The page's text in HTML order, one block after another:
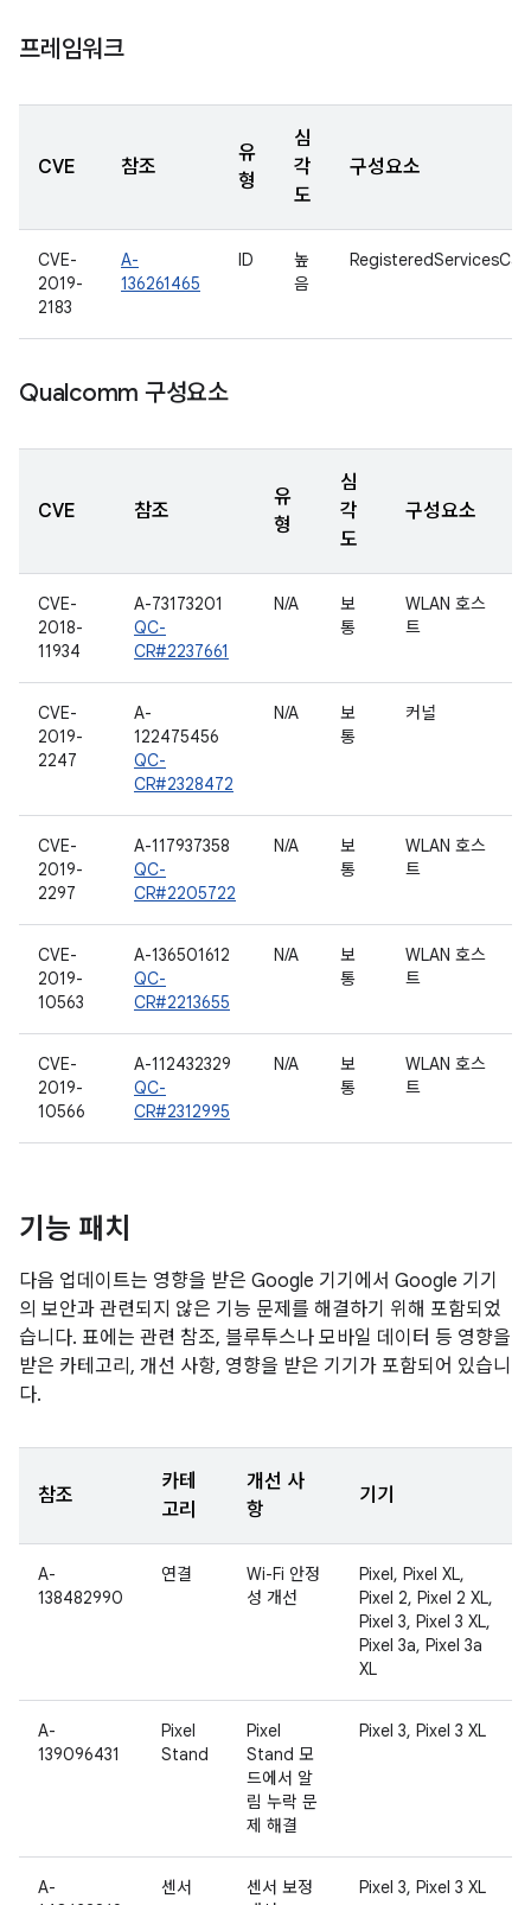
프레임워크
CVE 참조
유
형
심
각
도
구성요소
CVE-
2019-
2183
A-
136261465
ID
높
음
Qualcomm 구성요소
CVE 참조
유
형
심
각
도
구성요소
CVE-
2018-
11934
A-73173201
QC-
CR#2237661
N/A
보
통
WLAN 호스
트
CVE-
2019-
2247
A-
122475456
QC-
CR#2328472
N/A
보
통
커널
CVE-
2019-
2297
A-117937358
QC-
CR#2205722
N/A
보
통
WLAN 호스
트
CVE-
2019-
10563
A-136501612
QC-
CR#2213655
N/A
보
통
WLAN 호스
트
CVE-
2019-
10566
A-112432329
QC-
CR#2312995
N/A
보
통
WLAN 호스
트
기능 패치
다음 업데이트는 영향을 받은 Google 기기에서 Google 기기
의 보안과 관련되지 않은 기능 문제를 해결하기 위해 포함되었
습니다. 표에는 관련 참조, 블루투스나 모바일 데이터 등 영향을
받은 카테고리, 개선 사항, 영향을 받은 기기가 포함되어 있습니
다.
참조
카테
고리
개선 사
항
기기
A-
138482990
연결
Wi-Fi 안정
성 개선
Pixel, Pixel XL,
Pixel 2, Pixel 2 XL,
Pixel 3, Pixel 3 XL,
Pixel 3a, Pixel 3a
XL
A-
139096431
Pixel
Stand
Pixel
Stand 모
드에서 알
림 누락 문
제 해결
Pixel 3, Pixel 3 XL
A-
센서
센서 보정
Pixel 3, Pixel 3 XL